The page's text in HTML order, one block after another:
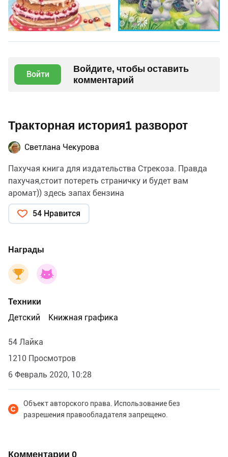
Войти
Войдите, чтобы оставить
комментарий
Тракторная история1 разворот
Светлана Чекурова
Пахучая книга для издательства Стрекоза. Правда
пахучая,стоит потереть страничку и будет вам
аромат)) здесь запах бензина
54 Нравится
Награды
Техники
Детский
Книжная графика
54 Лайка
1210 Просмотров
6 Февраль 2020, 10:28
Объект авторского права. Использование без
разрешения правообладателя запрещено.
Комментарии 0